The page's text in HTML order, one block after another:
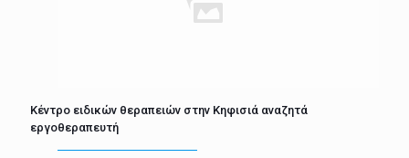
Κέντρο ειδικών θεραπειών στην Κηφισιά αναζητά
εργοθεραπευτή